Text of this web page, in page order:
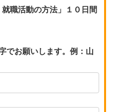
職活動の方法」１０日間
でお願いします。例：山